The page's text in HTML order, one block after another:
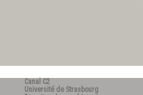
Canal C2
Université de Strasbourg